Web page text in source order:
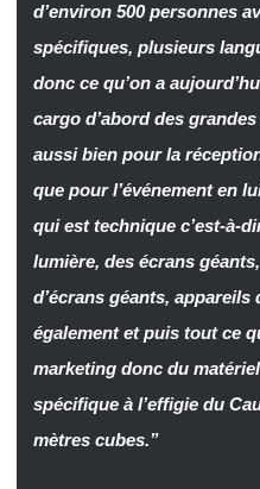
d’environ 500 personnes
spécifiques, plusieurs
donc ce qu’on a
cargo d’abord des
aussi bien pour la
que pour l’événement en
qui est technique c’est-à-
lumière, des écrans
d’écrans géants,
également et puis tout ce
marketing donc du
spécifique à l’effigie du
mètres cubes.”